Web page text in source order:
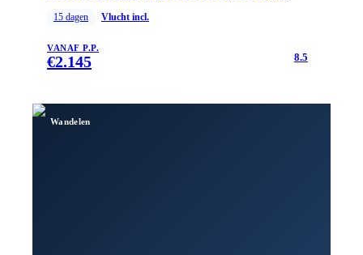
15 dagen Vlucht incl.
VANAF P.P.
€2.145 8.5
Wandelen